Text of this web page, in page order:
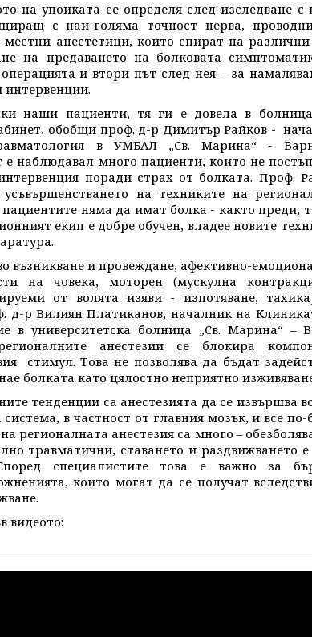
на упойката се определя след изследване с
с най-голяма точност нерва,
местни анестетици, които спират на
на предаването на болковата
и втори път след нея – за
наши пациенти, тя ги е довела в
обобщи проф. д-р Димитър Райков -
в УМБАЛ „Св. Марина“ -
наблюдавал много пациенти, които не
поради страх от болката. Проф.
на техниките на
няма да имат болка - както преди,
екип е добре обучен, владее новите
възникване и провеждане, афективно-
на човека, моторен (мускулна
от волята изяви - изпотяване,
д-р Вилиян Платиканов, началник на
в университетска болница „Св. Марина“ –
анестезии се блокира
стимул. Това не позволява да бъдат
болката като цялостно неприятно
тенденции са анестезията да се извършва
в частност от главния мозък, и все по-
регионалната анестезия са много –
травматични, ставането и раздвижването
специалистите това е важно за
които могат да се получат
видеото: